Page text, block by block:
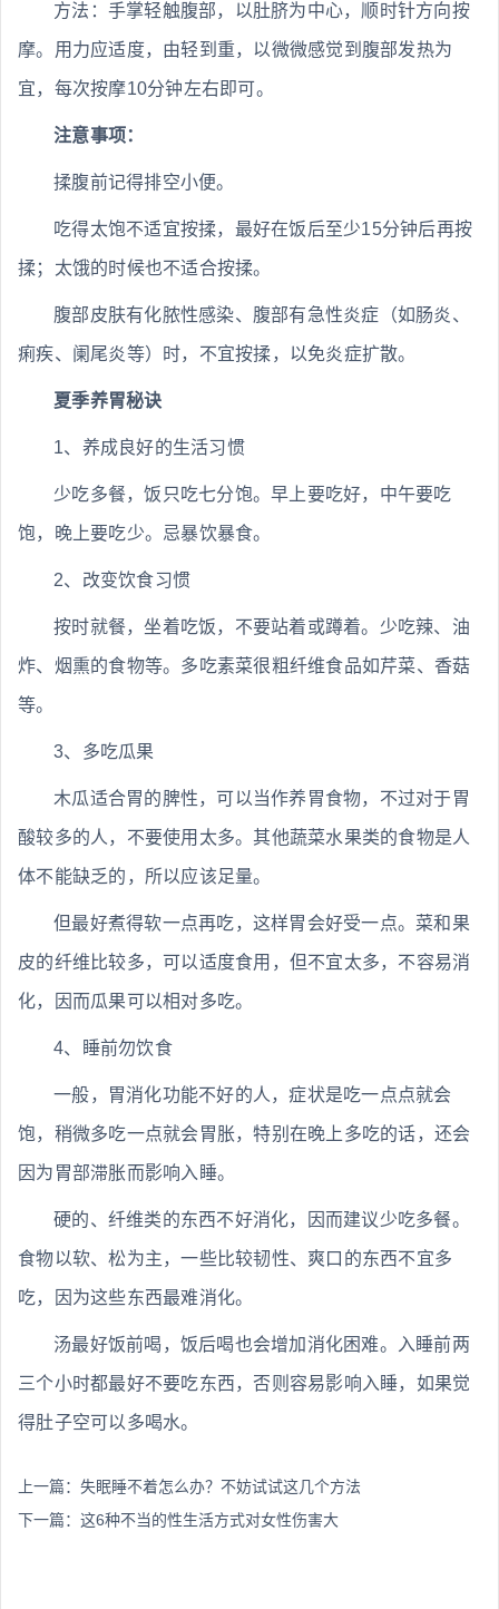
方法：手掌轻触腹部，以肚脐为中心，顺时针方向按
摩。用力应适度，由轻到重，以微微感觉到腹部发热为
宜，每次按摩10分钟左右即可。
注意事项：
揉腹前记得排空小便。
吃得太饱不适宜按揉，最好在饭后至少15分钟后再按
揉；太饿的时候也不适合按揉。
腹部皮肤有化脓性感染、腹部有急性炎症（如肠炎、
痢疾、阑尾炎等）时，不宜按揉，以免炎症扩散。
夏季养胃秘诀
1、养成良好的生活习惯
少吃多餐，饭只吃七分饱。早上要吃好，中午要吃
饱，晚上要吃少。忌暴饮暴食。
2、改变饮食习惯
按时就餐，坐着吃饭，不要站着或蹲着。少吃辣、油
炸、烟熏的食物等。多吃素菜很粗纤维食品如芹菜、香菇
等。
3、多吃瓜果
木瓜适合胃的脾性，可以当作养胃食物，不过对于胃
酸较多的人，不要使用太多。其他蔬菜水果类的食物是人
体不能缺乏的，所以应该足量。
但最好煮得软一点再吃，这样胃会好受一点。菜和果
皮的纤维比较多，可以适度食用，但不宜太多，不容易消
化，因而瓜果可以相对多吃。
4、睡前勿饮食
一般，胃消化功能不好的人，症状是吃一点点就会
饱，稍微多吃一点就会胃胀，特别在晚上多吃的话，还会
因为胃部滞胀而影响入睡。
硬的、纤维类的东西不好消化，因而建议少吃多餐。
食物以软、松为主，一些比较韧性、爽口的东西不宜多
吃，因为这些东西最难消化。
汤最好饭前喝，饭后喝也会增加消化困难。入睡前两
三个小时都最好不要吃东西，否则容易影响入睡，如果觉
得肚子空可以多喝水。
上一篇： 失眠睡不着怎么办？不妨试试这几个方法
下一篇： 这6种不当的性生活方式对女性伤害大